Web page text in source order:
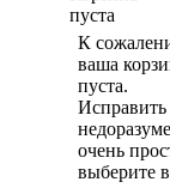
пуста
К
ваша
пуста.
Исправить
очень
выберите в